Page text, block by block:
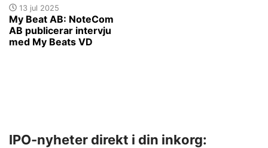
13 jul 2025
My Beat AB: NoteCom
AB publicerar intervju
med My Beats VD
IPO-nyheter direkt i din inkorg: